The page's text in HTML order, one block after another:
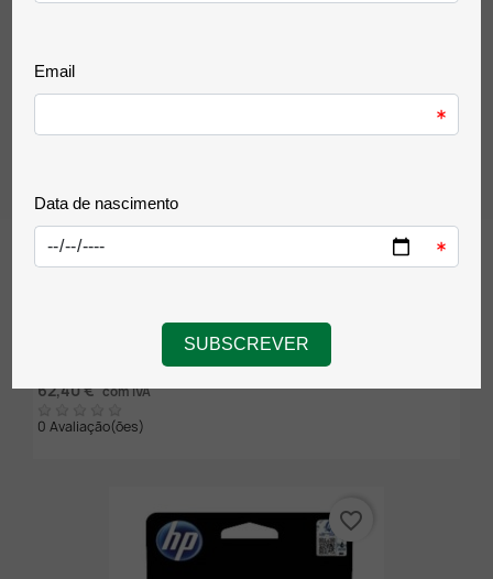
Tinteiro Original HP 343 Tricolor Alta Capacidade
sem IVA
62,40 € com IVA
0 Avaliação(ões)
favorite_border